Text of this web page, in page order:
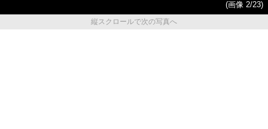
(画像 2/23)
縦スクロールで次の写真へ